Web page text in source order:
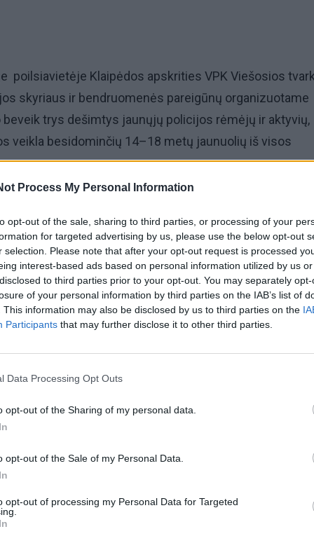
Process My Personal Information
opt-out of the sale, sharing to third parties, or processing of your
for targeted advertising by us, please use the below opt-out
selection. Please note that after your opt-out request is processed
interest-based ads based on personal information utilized by us
to third parties prior to your opt-out. You may separately
of your personal information by third parties on the IAB’s list of
This information may also be disclosed by us to third parties on the
Participants that may further disclose it to other third parties.
Data Processing Opt Outs
opt-out of the Sharing of my personal data.
opt-out of the Sale of my Personal Data.
opt-out of processing my Personal Data for Targeted
poilsiavietėje Klaipėdos apskrities VPK Viešosios
skyriaus ir bendruomenės pareigūnų organizuotame
beveik trys dešimtys jaunųjų policijos rėmėjų ir aktyvių,
veikla besidominčių 14–18 metų jaunuolių iš visos
kinologija, eismo priežiūra ir kt. – susijusius
policijos naudojamą įrangą, transporto
pirštų atspaudus, taikyti prevencines priemones ir
komandinės sportinės ir loginės varžybos, viktorinos
ir Klaipėdos apskrities VPK skelbto konkurso „Pažink
nugalėtojai.
kūrė vaizdo filmukus ar kitu formatu pristatė policijos